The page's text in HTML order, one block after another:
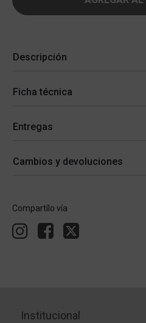
Descripción
Ficha técnica
Entregas
Cambios y devoluciones
Compartílo vía
Institucional